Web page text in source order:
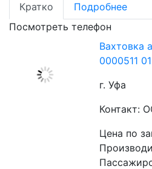
Кратко
Подробнее
Посмотреть телефон
Вахтовка
0000511
г. Уфа
Контакт:
Цена по